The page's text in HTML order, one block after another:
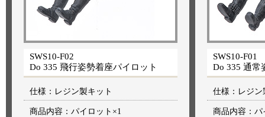
SWS10-F02
Do 335 飛行姿勢着座パイロット
仕様：レジン製キット
商品内容：パイロット×1
SWS10-F01
Do 335 通常
仕様：レジン
商品内容：パ